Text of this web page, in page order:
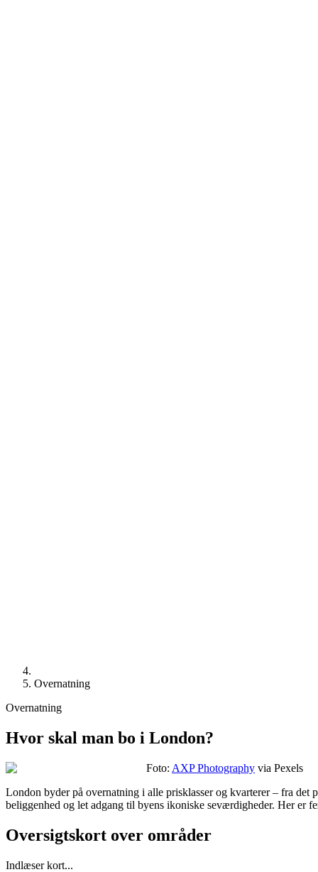
Overnatning
Overnatning
Hvor skal man bo i London?
Foto: AXP Photography via Pexels
London byder på overnatning i alle prisklasser og kvarterer – fra det
beliggenhed og let adgang til byens ikoniske seværdigheder. Her er
Oversigtskort over områder
Indlæser kort...